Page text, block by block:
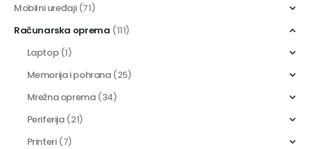
Mobilni uređaji (71)
Računarska oprema (111)
Laptop (1)
Memorija i pohrana (25)
Mrežna oprema (34)
Periferija (21)
Printeri (7)